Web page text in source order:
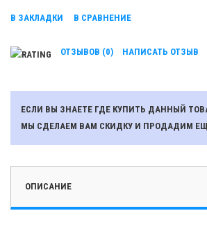
В ЗАКЛАДКИ В СРАВНЕНИЕ
ОТЗЫВОВ (0) НАПИСАТЬ ОТЗЫВ
ЕСЛИ ВЫ ЗНАЕТЕ ГДЕ КУПИТЬ ДАННЫЙ
МЫ СДЕЛАЕМ ВАМ СКИДКУ И ПРОДАДИМ
ОПИСАНИЕ